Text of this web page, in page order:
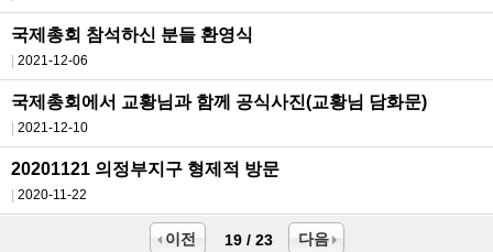
국제총회 참석하신 분들 환영식
2021-12-06
국제총회에서 교황님과 함께 공식사진(교황님 담화문)
2021-12-10
20201121 의정부지구 형제적 방문
2020-11-22
이전 19 / 23 다음